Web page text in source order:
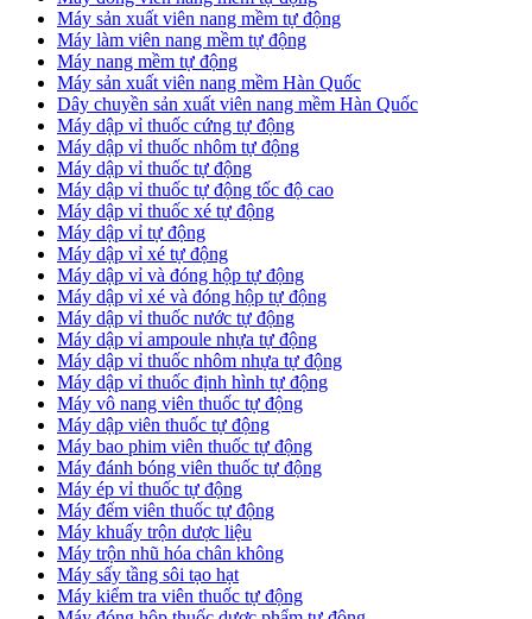
​Máy sản xuất viên nang mềm tự động
Máy làm viên nang mềm tự động
Máy nang mềm tự động
​Máy sản xuất viên nang mềm Hàn Quốc
​Dây chuyền sản xuất viên nang mềm Hàn Quốc
Máy dập vỉ thuốc cứng tự động
Máy dập vỉ thuốc nhôm tự động
Máy dập vỉ thuốc tự động​
​Máy dập vỉ thuốc tự động tốc độ cao
Máy dập vỉ thuốc xé tự động
​Máy dập vỉ tự động
​Máy dập vỉ xé tự động
​Máy dập vỉ và đóng hộp tự động
​Máy dập vỉ xé và đóng hộp tự động
​Máy dập vỉ thuốc nước tự động
Máy dập vỉ ampoule nhựa tự động
Máy dập vỉ thuốc nhôm nhựa tự động
Máy dập vỉ thuốc định hình tự động
Máy vô nang viên thuốc tự động
Máy dập viên thuốc tự động
Máy bao phim viên thuốc tự động
Máy đánh bóng viên thuốc tự động
Máy ép vỉ thuốc tự động
Máy đếm viên thuốc tự động
Máy khuấy trộn dược liệu
Máy trộn nhũ hóa chân không
Máy sấy tầng sôi tạo hạt
Máy kiểm tra viên thuốc tự động